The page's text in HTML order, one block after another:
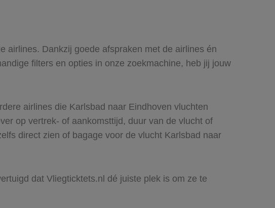
airlines. Dankzij goede afspraken met de airlines én
filters en opties in onze zoekmachine, heb jij jouw
airlines die Karlsbad naar Eindhoven vluchten
op vertrek- of aankomsttijd, duur van de vlucht of
direct zien of bagage voor de vlucht Karlsbad naar
dat Vliegticktets.nl dé juiste plek is om ze te